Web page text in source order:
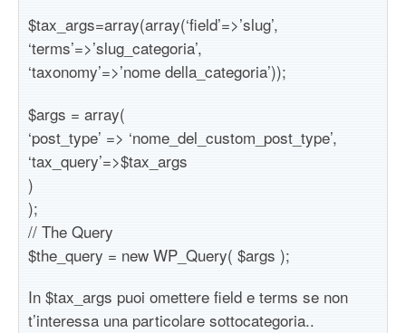
$tax_args=array(array(‘field’=>’slug’,
‘terms’=>’slug_categoria’,
‘taxonomy’=>’nome della_categoria’));
$args = array(
‘post_type’ => ‘nome_del_custom_post_type’,
‘tax_query’=>$tax_args
)
);
// The Query
$the_query = new WP_Query( $args );
In $tax_args puoi omettere field e terms se non
t’interessa una particolare sottocategoria..